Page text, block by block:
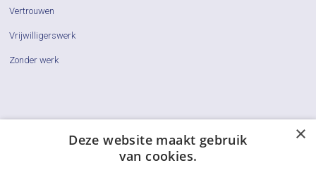
Vertrouwen
Vrijwilligerswerk
Zonder werk
Cliëntenraden
×
Deze website maakt gebruik
van cookies.